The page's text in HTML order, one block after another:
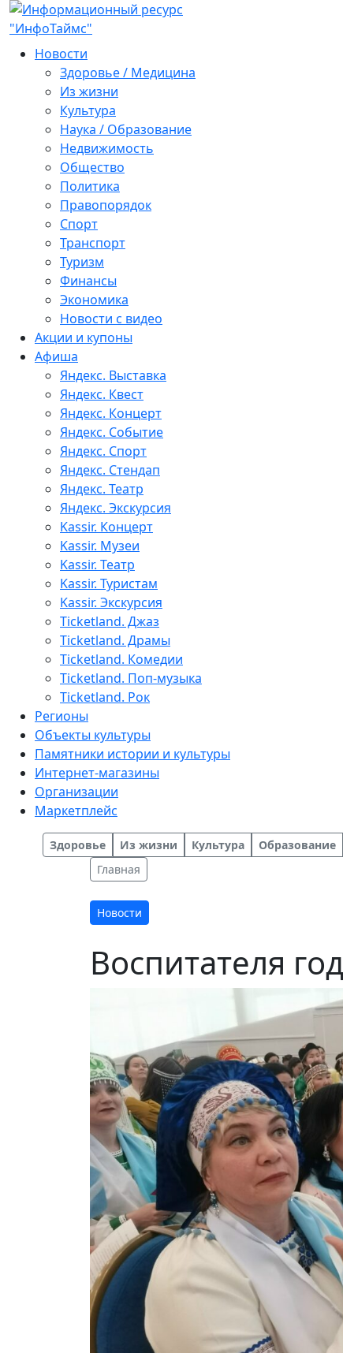
Новости
Здоровье / Медицина
Из жизни
Культура
Наука / Образование
Недвижимость
Общество
Политика
Правопорядок
Спорт
Транспорт
Туризм
Финансы
Экономика
Новости с видео
Акции и купоны
Афиша
Яндекс. Выставка
Яндекс. Квест
Яндекс. Концерт
Яндекс. Событие
Яндекс. Спорт
Яндекс. Стендап
Яндекс. Театр
Яндекс. Экскурсия
Kassir. Концерт
Kassir. Музеи
Kassir. Театр
Kassir. Туристам
Kassir. Экскурсия
Ticketland. Джаз
Ticketland. Драмы
Ticketland. Комедии
Ticketland. Поп-музыка
Ticketland. Рок
Регионы
Объекты культуры
Памятники истории и культуры
Интернет-магазины
Организации
Маркетплейс
Здоровье Из жизни Культура Образование
Главная
Новости
Воспитателя